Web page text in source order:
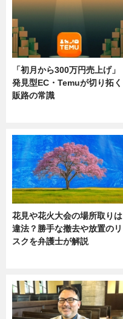
「初月から300万円売上げ」
発見型EC・Temuが切り拓く
販路の常識
花見や花火大会の場所取りは
違法？勝手な撤去や放置のリ
スクを弁護士が解説